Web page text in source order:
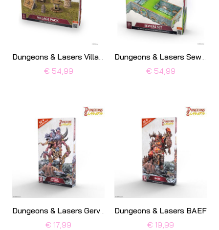
Dungeons & Lasers Village Pack
€ 54,99
Dungeons & Lasers Sewers Set
€ 54,99
Dungeons & Lasers Gervase The Ettin
€ 17,99
Dungeons & Lasers BAEF
€ 19,99